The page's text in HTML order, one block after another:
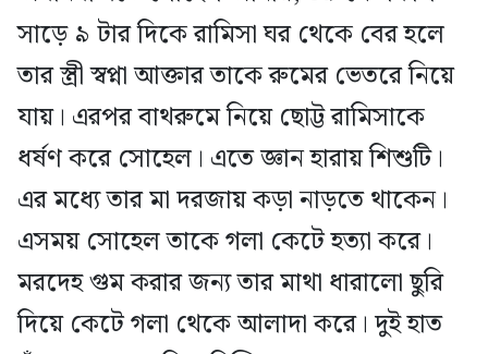
সাড়ে ৯ টার দিকে রামিসা ঘর থেকে বের হলে
তার স্ত্রী স্বপ্না আক্তার তাকে রুমের ভেতরে নিয়ে
যায়। এরপর বাথরুমে নিয়ে ছোট্ট রামিসাকে
ধর্ষণ করে সোহেল। এতে জ্ঞান হারায় শিশুটি।
এর মধ্যে তার মা দরজায় কড়া নাড়তে থাকেন।
এসময় সোহেল তাকে গলা কেটে হত্যা করে।
মরদেহ গুম করার জন্য তার মাথা ধারালো ছুরি
দিয়ে কেটে গলা থেকে আলাদা করে। দুই হাত